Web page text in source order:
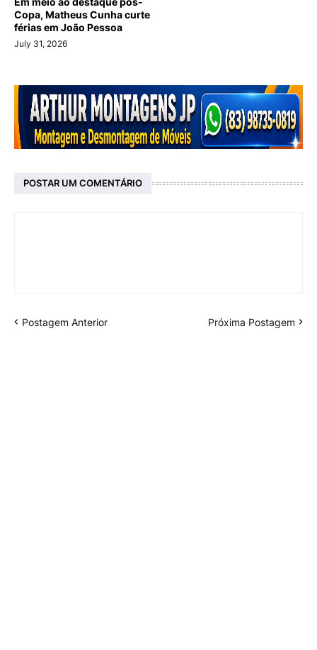
Copa, Matheus Cunha curte
férias em João Pessoa
July 31, 2026
POSTAR UM COMENTÁRIO
Postagem Anterior Próxima Postagem